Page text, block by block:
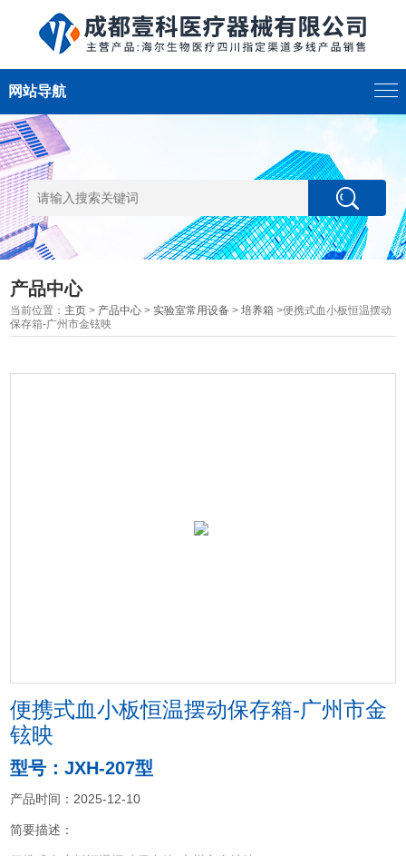
网站导航
产品中心
当前位置： 主页 > 产品中心 >实验室常用设备 >培养箱 >便携式血小板恒温摆动
保存箱-广州市金铉映
便携式血小板恒温摆动保存箱-广州市金
铉映
型号：JXH-207型
产品时间：2025-12-10
简要描述：